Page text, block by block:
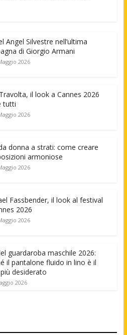
Angel Silvestre nell’ultima
di Giorgio Armani
2026
il look a Cannes 2026
tutti
2026
donna a strati: come creare
armoniose
2026
Fassbender, il look al festival
2026
2026
guardaroba maschile 2026:
il pantalone fluido in lino è il
desiderato
2026